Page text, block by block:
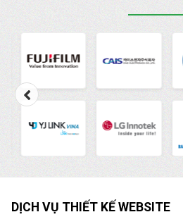
DỊCH VỤ THIẾT KẾ WEBSITE